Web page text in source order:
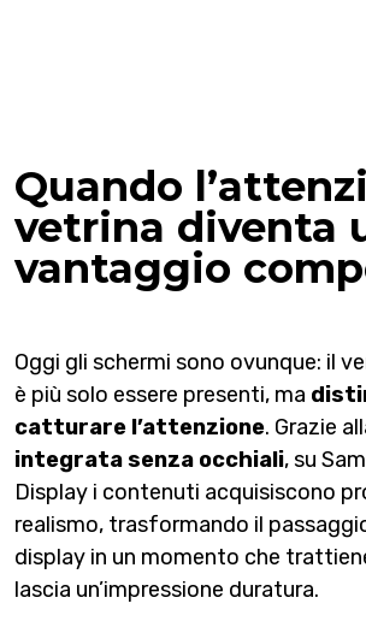
Quando
vetrina diventa
vantaggio
Oggi gli schermi sono ovunque: il
è più solo essere presenti, ma
catturare l’attenzione. Grazie
integrata senza occhiali, su
Display i contenuti acquisiscono
realismo, trasformando il
display in un momento che
lascia un’impressione duratura.